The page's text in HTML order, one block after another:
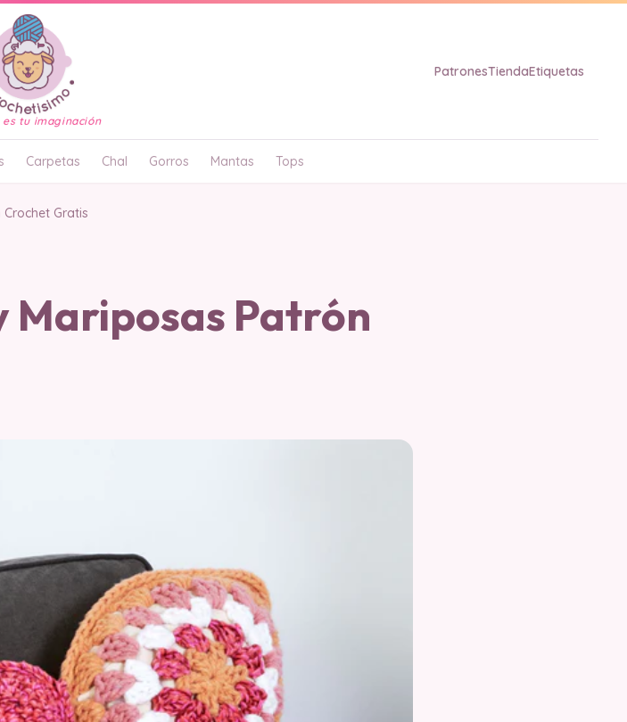
tu imaginación
PatronesTiendaEtiquetas
Carpetas Chal Gorros Mantas Tops
Gratis
Patrón